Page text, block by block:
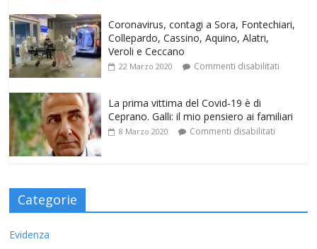
Coronavirus, contagi a Sora, Fontechiari,
Collepardo, Cassino, Aquino, Alatri,
Veroli e Ceccano
22 Marzo 2020 Commenti disabilitati
La prima vittima del Covid-19 è di
Ceprano. Galli: il mio pensiero ai familiari
8 Marzo 2020 Commenti disabilitati
Categorie
Evidenza